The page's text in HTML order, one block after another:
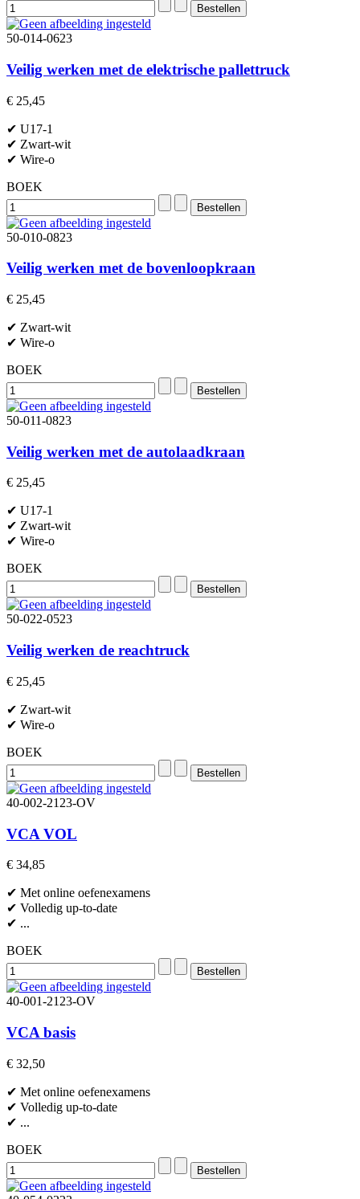
50-014-0623
Veilig werken met de elektrische pallettruck
€ 25,45
✔ U17-1
✔ Zwart-wit
✔ Wire-o
BOEK
50-010-0823
Veilig werken met de bovenloopkraan
€ 25,45
✔ Zwart-wit
✔ Wire-o
BOEK
50-011-0823
Veilig werken met de autolaadkraan
€ 25,45
✔ U17-1
✔ Zwart-wit
✔ Wire-o
BOEK
50-022-0523
Veilig werken de reachtruck
€ 25,45
✔ Zwart-wit
✔ Wire-o
BOEK
40-002-2123-OV
VCA VOL
€ 34,85
✔ Met online oefenexamens
✔ Volledig up-to-date
✔ ...
BOEK
40-001-2123-OV
VCA basis
€ 32,50
✔ Met online oefenexamens
✔ Volledig up-to-date
✔ ...
BOEK